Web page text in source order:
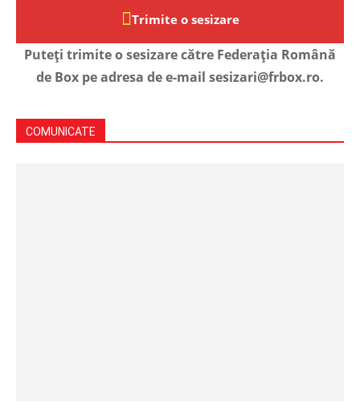
Trimite o sesizare
Puteți trimite o sesizare către Federația Română
de Box pe adresa de e-mail sesizari@frbox.ro.
COMUNICATE